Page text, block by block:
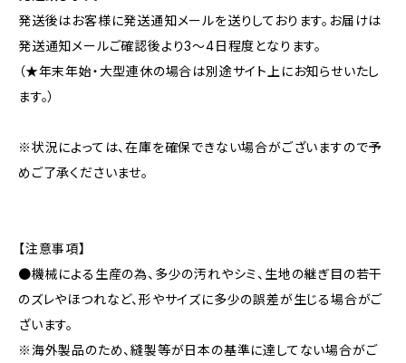
発送後はお客様に発送通知メールを送りしております。お届けは
発送通知メールご確認後より3〜4日程度となります。
（★年末年始・大型連休の場合は別途サイト上にお知らせいたし
ます。）
※状況によっては、在庫を確保できない場合がございますので予
めご了承くださいませ。
【注意事項】
●機械による生産の為、多少の汚れやシミ、生地の継ぎ目の若干
のズレやほつれなど、形やサイズに多少の誤差が生じる場合がご
ざいます。
※海外製品のため、縫製等が日本の基準に達してない場合がご